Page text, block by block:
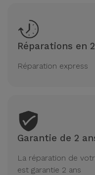
Réparations en
Réparation express
Garantie de 2
La réparation de
est garantie 2 ans